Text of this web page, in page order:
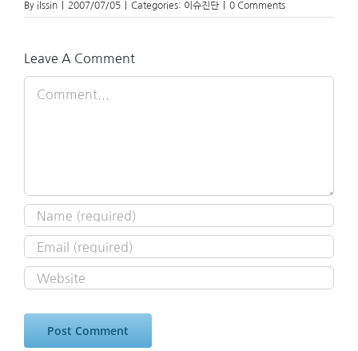
By ilssin 2007/07/05 Categories: 이슈진단 0 Comments
Leave A Comment